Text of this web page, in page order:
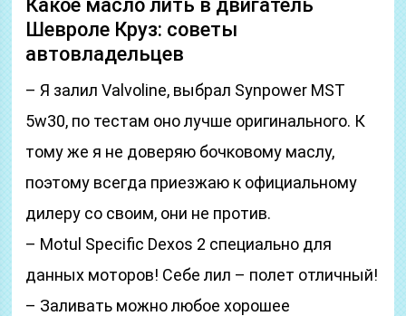
Какое масло лить в двигатель
Шевроле Круз: советы
автовладельцев
– Я залил Valvoline, выбрал Synpower MST
5w30, по тестам оно лучше оригинального. К
тому же я не доверяю бочковому маслу,
поэтому всегда приезжаю к официальному
дилеру со своим, они не против.
– Motul Specific Dexos 2 специально для
данных моторов! Себе лил – полет отличный!
– Заливать можно любое хорошее